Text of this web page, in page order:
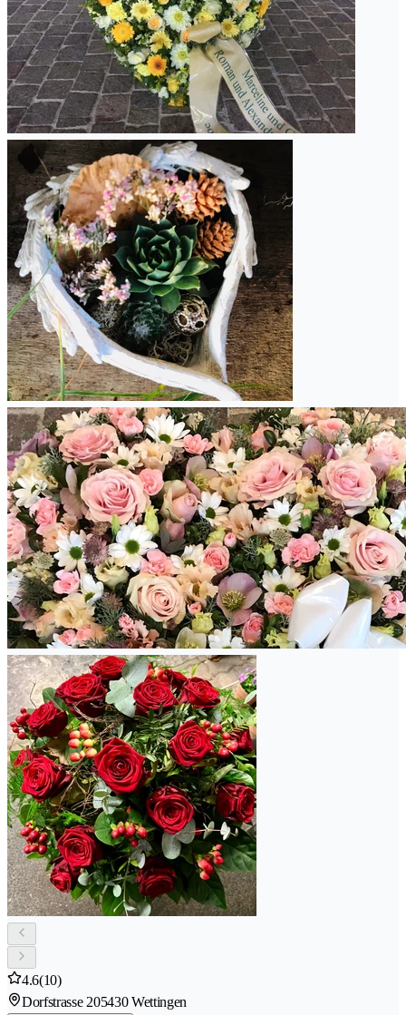
4.6(10)
Dorfstrasse 205430 Wettingen